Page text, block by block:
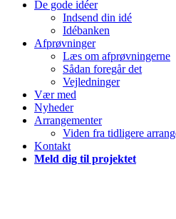
De gode idéer
Indsend din idé
Idébanken
Afprøvninger
Læs om afprøvningerne
Sådan foregår det
Vejledninger
Vær med
Nyheder
Arrangementer
Viden fra tidligere
Kontakt
Meld dig til projektet